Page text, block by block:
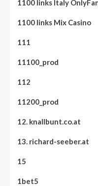
1100 links Italy
1100 links Mix Casino
111
11100_prod
112
11200_prod
12. knallbunt.co.at
13. richard-seeber.at
15
1bet5